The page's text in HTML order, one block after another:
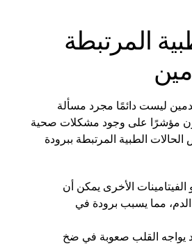
المرتبطة
ليست دائمًا مجرد مسألة
مؤشرًا على وجود مشكلات صحية
الطبية المرتبطة ببرودة
الفيتامينات الأخرى يمكن أن
مما يسبب برودة في
يواجه القلب صعوبة في ضخ